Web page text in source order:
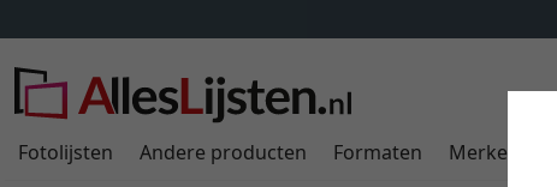
Fotolijsten Andere producten Formaten Merken